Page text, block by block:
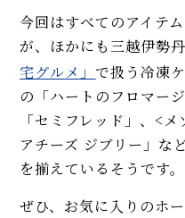
今回はすべてのアイテ
が、ほかにも三越伊勢
宅グルメ」で扱う冷凍
の「ハートのフロマー
「セミフレッド」、<
アチーズ ジブリー」な
を揃えているそうです。
ぜひ、お気に入りのホ